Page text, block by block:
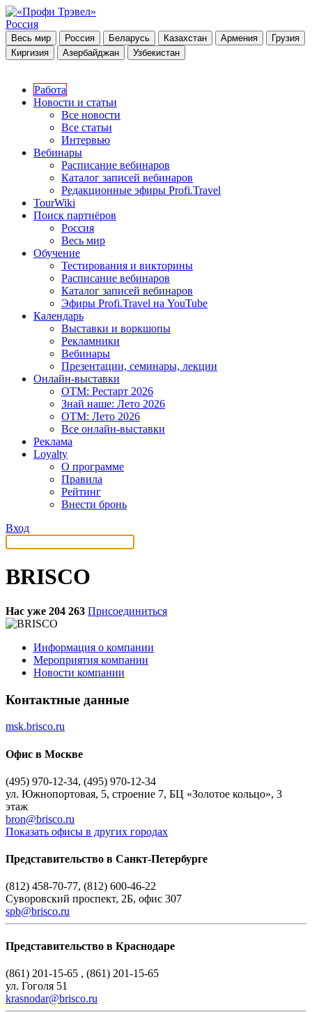
Россия
Весь мир Россия Беларусь Казахстан Армения
Грузия
Киргизия
Азербайджан Узбекистан
Работа
Новости и статьи
Все новости
Все статьи
Интервью
Вебинары
Расписание вебинаров
Каталог записей вебинаров
Редакционные эфиры Profi.Travel
TourWiki
Поиск партнёров
Россия
Весь мир
Обучение
Тестирования и викторины
Расписание вебинаров
Каталог записей вебинаров
Эфиры Profi.Travel на YouTube
Календарь
Выставки и воркшопы
Рекламники
Вебинары
Презентации, семинары, лекции
Онлайн-выставки
OTM: Рестарт 2026
Знай наше: Лето 2026
OTM: Лето 2026
Все онлайн-выставки
Реклама
Loyalty
О программе
Правила
Рейтинг
Внести бронь
Вход
BRISCO
Нас уже 204 263 Присоединиться
Информация о компании
Мероприятия компании
Новости компании
Контактные данные
msk.brisco.ru
Офис в Москве
(495) 970-12-34, (495) 970-12-34
ул. Южнопортовая, 5, строение 7, БЦ «Золотое кольцо», 3
этаж
bron@brisco.ru
Показать офисы в других городах
Представительство в Санкт-Петербурге
(812) 458-70-77, (812) 600-46-22
Суворовский проспект, 2Б, офис 307
spb@brisco.ru
Представительство в Краснодаре
(861) 201-15-65 , (861) 201-15-65
ул. Гоголя 51
krasnodar@brisco.ru